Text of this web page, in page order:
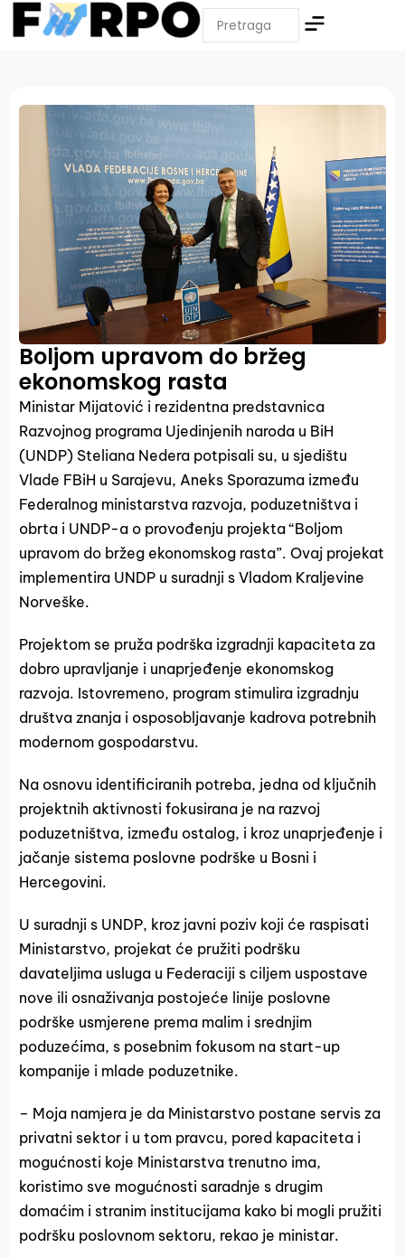
Boljom upravom do bržeg
ekonomskog rasta
Ministar Mijatović i rezidentna predstavnica
Razvojnog programa Ujedinjenih naroda u BiH
(UNDP) Steliana Nedera potpisali su, u sjedištu
Vlade FBiH u Sarajevu, Aneks Sporazuma između
Federalnog ministarstva razvoja, poduzetništva i
obrta i UNDP-a o provođenju projekta “Boljom
upravom do bržeg ekonomskog rasta”. Ovaj projekat
implementira UNDP u suradnji s Vladom Kraljevine
Norveške.
Projektom se pruža podrška izgradnji kapaciteta za
dobro upravljanje i unaprjeđenje ekonomskog
razvoja. Istovremeno, program stimulira izgradnju
društva znanja i osposobljavanje kadrova potrebnih
modernom gospodarstvu.
Na osnovu identificiranih potreba, jedna od ključnih
projektnih aktivnosti fokusirana je na razvoj
poduzetništva, između ostalog, i kroz unaprjeđenje i
jačanje sistema poslovne podrške u Bosni i
Hercegovini.
U suradnji s UNDP, kroz javni poziv koji će raspisati
Ministarstvo, projekat će pružiti podršku
davateljima usluga u Federaciji s ciljem uspostave
nove ili osnaživanja postojeće linije poslovne
podrške usmjerene prema malim i srednjim
poduzećima, s posebnim fokusom na start-up
kompanije i mlade poduzetnike.
– Moja namjera je da Ministarstvo postane servis za
privatni sektor i u tom pravcu, pored kapaciteta i
mogućnosti koje Ministarstva trenutno ima,
koristimo sve mogućnosti saradnje s drugim
domaćim i stranim institucijama kako bi mogli pružiti
podršku poslovnom sektoru, rekao je ministar.